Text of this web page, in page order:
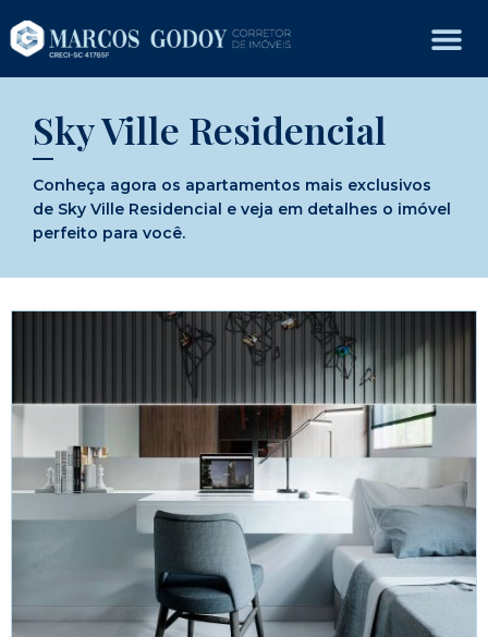
Sky Ville Residencial
Conheça agora os apartamentos mais exclusivos
de Sky Ville Residencial e veja em detalhes o imóvel
perfeito para você.